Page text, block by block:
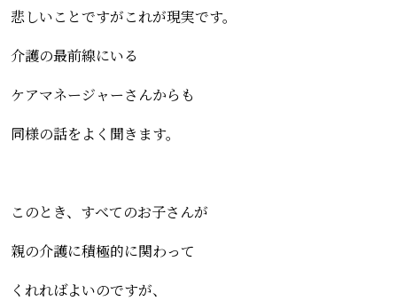
悲しいことですがこれが現実です。
介護の最前線にいる
ケアマネージャーさんからも
同様の話をよく聞きます。
このとき、すべてのお子さんが
親の介護に積極的に関わって
くれればよいのですが、